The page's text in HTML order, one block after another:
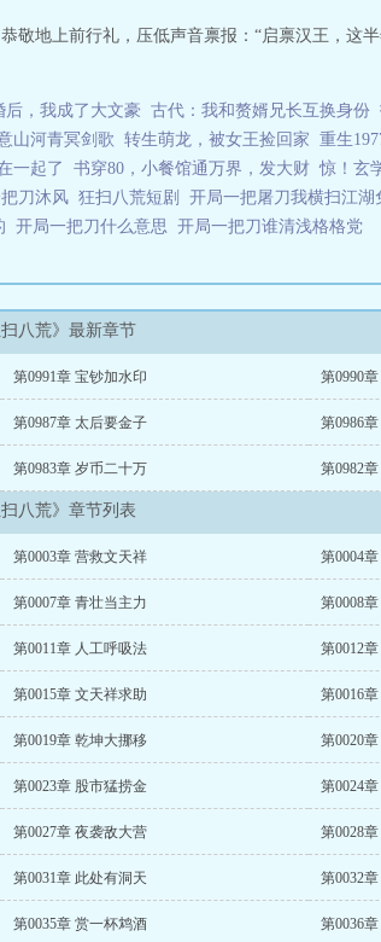
地上前行礼，压低声音禀报：“启禀汉王，这
后，我成了大文豪 古代：我和赘婿兄长互换身份
山河青冥剑歌 转生萌龙，被女王捡回家 重生
一起了 书穿80，小餐馆通万界，发大财 惊！玄
刀沐风 狂扫八荒短剧 开局一把屠刀我横扫江湖
开局一把刀什么意思 开局一把刀谁清浅格格党
扫八荒》最新章节
第0991章 宝钞加水印 第0990
第0987章 太后要金子 第0986
第0983章 岁币二十万 第0982
八荒》章节列表
第0003章 营救文天祥 第0004
第0007章 青壮当主力 第0008
第0011章 人工呼吸法 第0012
第0015章 文天祥求助 第0016
第0019章 乾坤大挪移 第0020
第0023章 股市猛捞金 第0024
第0027章 夜袭敌大营 第0028
第0031章 此处有洞天 第0032
第0035章 赏一杯鸩酒 第0036